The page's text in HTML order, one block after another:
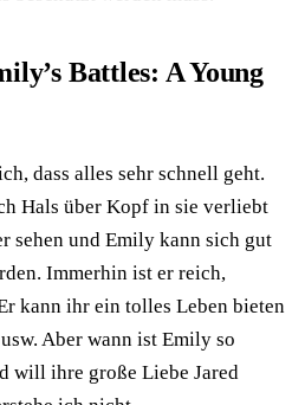
Battles: A Young
dass alles sehr schnell geht.
Hals über Kopf in sie verliebt
sehen und Emily kann sich gut
Immerhin ist er reich,
kann ihr ein tolles Leben bieten
Aber wann ist Emily so
will ihre große Liebe Jared